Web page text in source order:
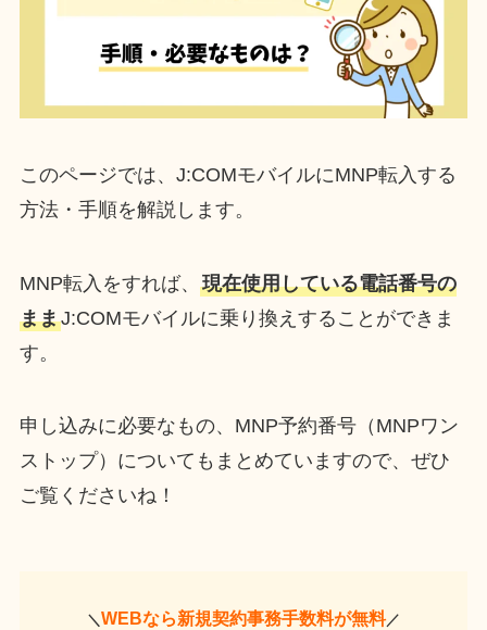
このページでは、J:COMモバイルにMNP転入する
方法・手順を解説します。
MNP転入をすれば、 現在使用している電話番号の
ままJ:COMモバイルに乗り換えすることができま
す。
申し込みに必要なもの、MNP予約番号（MNPワン
ストップ）についてもまとめていますので、ぜひ
ご覧くださいね！
＼WEBなら新規契約事務手数料が無料／